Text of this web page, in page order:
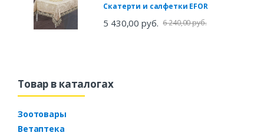
Скатерти и салфетки EFOR
5 430,00 руб. 6 240,00 руб.
Товар в каталогах
Зоотовары
Ветаптека